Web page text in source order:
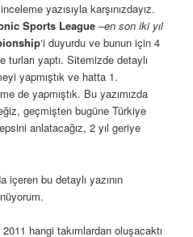
yazısıyla karşınızdayız.
Sports League –en son iki yıl
‘i duyurdu ve bunun için 4
turları yaptı. Sitemizde detaylı
yapmıştık ve hatta 1.
de yapmıştık. Bu yazımızda
geçmişten bugüne Türkiye
anlatacağız, 2 yıl geriye
içeren bu detaylı yazının
hangi takımlardan oluşacaktı